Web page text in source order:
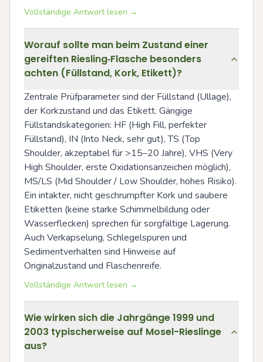
Vollständige Antwort lesen →
Worauf sollte man beim Zustand einer
gereiften Riesling‑Flasche besonders
achten (Füllstand, Kork, Etikett)?
Zentrale Prüfparameter sind der Füllstand (Ullage),
der Korkzustand und das Etikett. Gängige
Füllstandskategorien: HF (High Fill, perfekter
Füllstand), IN (Into Neck, sehr gut), TS (Top
Shoulder, akzeptabel für >15–20 Jahre), VHS (Very
High Shoulder, erste Oxidationsanzeichen möglich),
MS/LS (Mid Shoulder / Low Shoulder, hohes Risiko).
Ein intakter, nicht geschrumpfter Kork und saubere
Etiketten (keine starke Schimmelbildung oder
Wasserflecken) sprechen für sorgfältige Lagerung.
Auch Verkapselung, Schlegelspuren und
Sedimentverhalten sind Hinweise auf
Originalzustand und Flaschenreife.
Vollständige Antwort lesen →
Wie wirken sich die Jahrgänge 1999 und
2003 typischerweise auf Mosel-Rieslinge
aus?